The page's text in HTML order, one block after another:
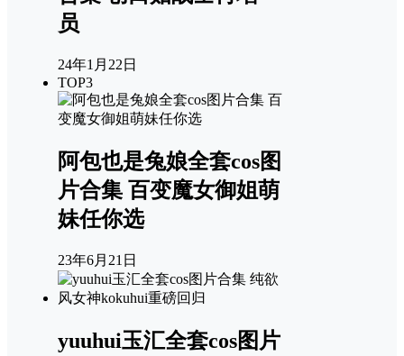
员
24年1月22日
TOP3
阿包也是兔娘全套cos图
片合集 百变魔女御姐萌
妹任你选
23年6月21日
yuuhui玉汇全套cos图片